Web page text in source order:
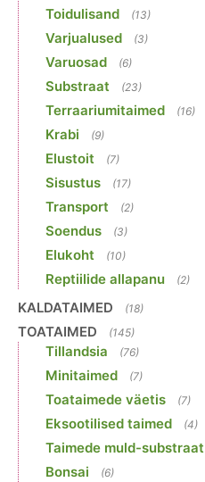
Toidulisand (13)
Varjualused (3)
Varuosad (6)
Substraat (23)
Terraariumitaimed (16)
Krabi (9)
Elustoit (7)
Sisustus (17)
Transport (2)
Soendus (3)
Elukoht (10)
Reptiilide allapanu (2)
KALDATAIMED (18)
TOATAIMED (145)
Tillandsia (76)
Minitaimed (7)
Toataimede väetis (7)
Eksootilised taimed (4)
Taimede muld-substraat
Bonsai (6)